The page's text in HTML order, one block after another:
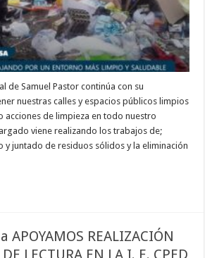
de Samuel Pastor continúa con su
nuestras calles y espacios públicos limpios
acciones de limpieza en todo nuestro
viene realizando los trabajos de;
y juntado de residuos sólidos y la eliminación
REALIZACIÓN
LECTURA EN LA I. E. CPED